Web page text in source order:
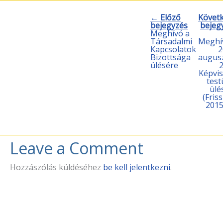
← Előző
bejegyzés
Meghívó a
Társadalmi
Kapcsolatok
Bizottsága
ülésére
Leave a Comment
Hozzászólás küldéséhez be kell jelentkezni.